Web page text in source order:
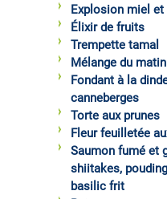
Explosion miel et
Élixir de fruits
Trempette tamal
Mélange du
Fondant à la
canneberges
Torte aux prunes
Fleur feuilletée
Saumon fumé et
shiitakes,
basilic frit